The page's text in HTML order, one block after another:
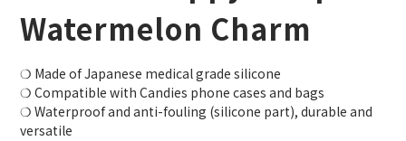
滿$3000折$300 (排除Hazuki及EspressoTokyo)
Watermelon Charm
❍ Made of Japanese medical grade silicone
❍ Compatible with Candies phone cases and bags
❍ Waterproof and anti-fouling (silicone part), durable and
versatile